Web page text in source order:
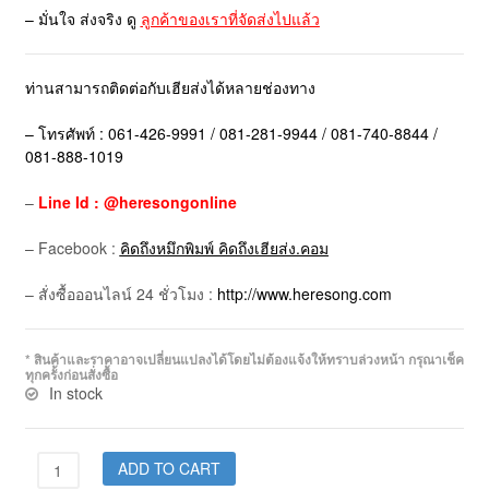
– มั่นใจ ส่งจริง ดู ลูกค้าของเราที่จัดส่งไปแล้ว
ท่านสามารถติดต่อกับเฮียส่งได้หลายช่องทาง
– โทรศัพท์ : 061-426-9991 / 081-281-9944 / 081-740-8844 /
081-888-1019
– Line Id : @heresongonline
– Facebook : คิดถึงหมึกพิมพ์ คิดถึงเฮียส่ง.คอม
– สั่งซื้อออนไลน์ 24 ชั่วโมง : http://www.heresong.com
* สินค้าและราคาอาจเปลี่ยนแปลงได้โดยไม่ต้องแจ้งให้ทราบล่วงหน้า กรุณาเช็ค
ทุกครั้งก่อนสั่งซื้อ
In stock
ADD TO CART